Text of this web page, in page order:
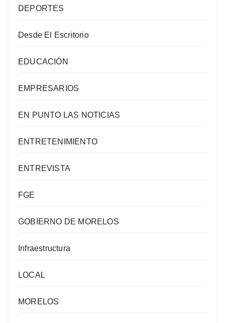
DEPORTES
Desde El Escritorio
EDUCACIÓN
EMPRESARIOS
EN PUNTO LAS NOTICIAS
ENTRETENIMIENTO
ENTREVISTA
FGE
GOBIERNO DE MORELOS
Infraestructura
LOCAL
MORELOS